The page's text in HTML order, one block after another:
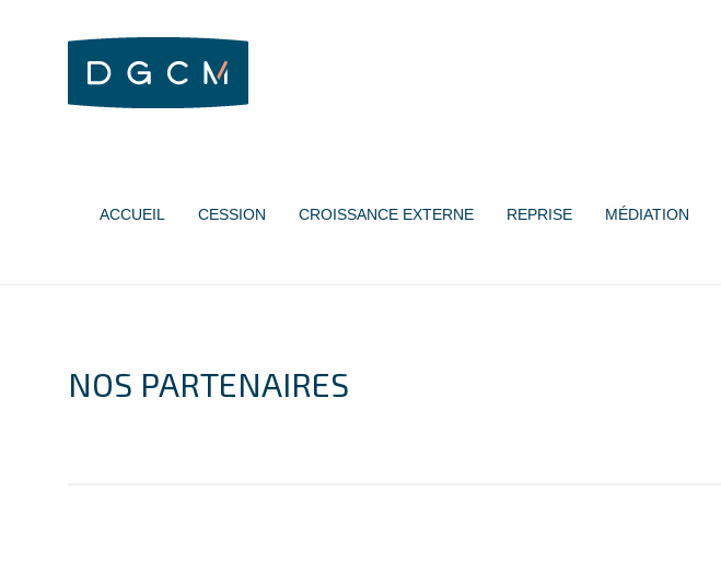
ACCUEIL CESSION CROISSANCE EXTERNE REPRISE MÉDIATION
NOS PARTENAIRES